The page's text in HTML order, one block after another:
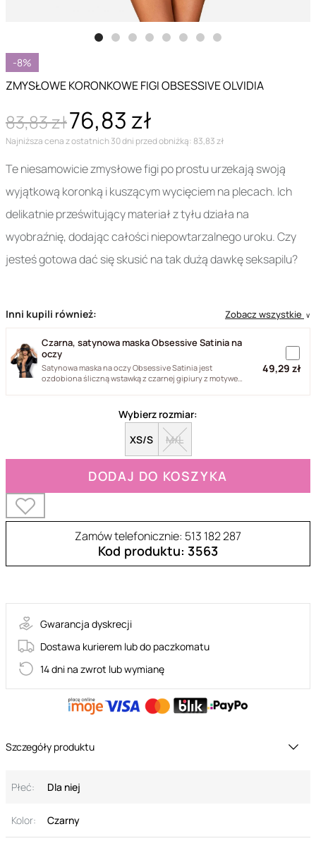
-8%
ZMYSŁOWE KORONKOWE FIGI OBSESSIVE OLVIDIA
83,83 zł76,83 zł
Najniższa cena z ostatnich 30 dni przed obniżką: 83,83 zł
Te niesamowicie zmysłowe figi po prostu urzekają swoją
wyjątkową koronką i kuszącym wycięciem na plecach. Ich
delikatnie prześwitujący materiał z tyłu działa na
wyobraźnię, dodając całości niepowtarzalnego uroku. Czy
jesteś gotowa dać się skusić na tak dużą dawkę seksapilu?
Inni kupili również: Zobacz wszystkie ∨
Czarna, satynowa maska Obsessive Satinia na
oczy
Satynowa maska na oczy Obsessive Satinia jest
ozdobiona śliczną wstawką z czarnej gipiury z motywem
49,29 zł
Wybierz rozmiar:
XS/S
M/L
DODAJ DO KOSZYKA
Zamów telefonicznie: 513 182 287
Kod produktu: 3563
Gwarancja dyskrecji
Dostawa kurierem lub do paczkomatu
14 dni na zwrot lub wymianę
Szczegóły produktu
Płeć: Dla niej
Kolor: Czarny